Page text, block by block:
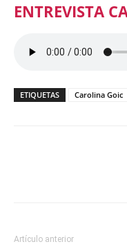
ENTREVISTA
ETIQUETAS Carolina Goic
Artículo anterior